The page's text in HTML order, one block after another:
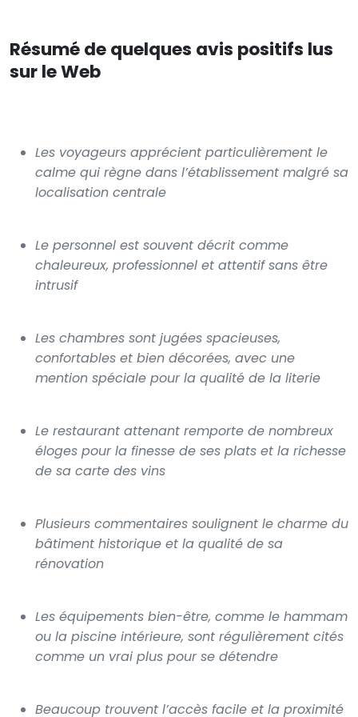
Résumé de quelques avis positifs lus
sur le Web
Les voyageurs apprécient particulièrement le
calme qui règne dans l’établissement malgré sa
localisation centrale
Le personnel est souvent décrit comme
chaleureux, professionnel et attentif sans être
intrusif
Les chambres sont jugées spacieuses,
confortables et bien décorées, avec une
mention spéciale pour la qualité de la literie
Le restaurant attenant remporte de nombreux
éloges pour la finesse de ses plats et la richesse
de sa carte des vins
Plusieurs commentaires soulignent le charme du
bâtiment historique et la qualité de sa
rénovation
Les équipements bien-être, comme le hammam
ou la piscine intérieure, sont régulièrement cités
comme un vrai plus pour se détendre
Beaucoup trouvent l’accès facile et la proximité